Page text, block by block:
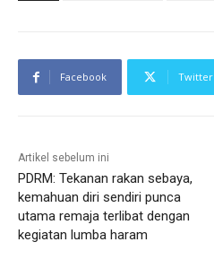
Facebook Twitter
Artikel sebelum ini
PDRM: Tekanan rakan sebaya,
kemahuan diri sendiri punca
utama remaja terlibat dengan
kegiatan lumba haram